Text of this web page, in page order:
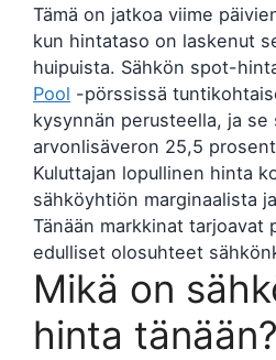
Tämä on jatkoa viime
kun hintataso on laskenut
huipuista. Sähkön spot-
Pool -pörssissä
kysynnän perusteella, ja se
arvonlisäveron 25,5
Kuluttajan lopullinen hinta
sähköyhtiön marginaalista
Tänään markkinat tarjoavat
edulliset olosuhteet
Mikä on
hinta tänään?